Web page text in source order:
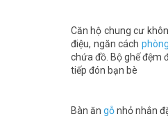
Căn hộ chung cư
điệu, ngăn cách
chứa đồ. Bộ ghế đệm
tiếp đón bạn bè
Bàn ăn gỗnhỏ nhắn